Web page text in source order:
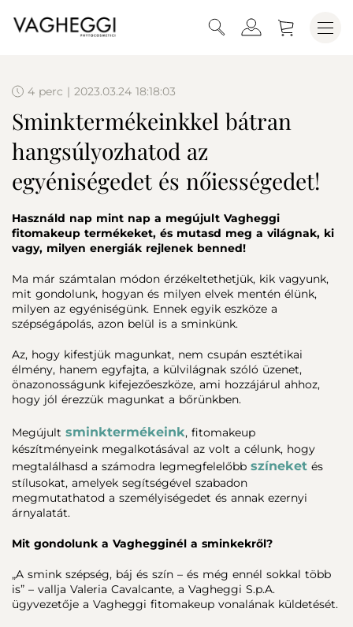
4 perc | 2023.03.24 18:18:03
Sminktermékeinkkel bátran
hangsúlyozhatod az
egyéniségedet és nőiességedet!
Használd nap mint nap a megújult Vagheggi
fitomakeup termékeket, és mutasd meg a világnak, ki
vagy, milyen energiák rejlenek benned!
Ma már számtalan módon érzékeltethetjük, kik vagyunk,
mit gondolunk, hogyan és milyen elvek mentén élünk,
milyen az egyéniségünk. Ennek egyik eszköze a
szépségápolás, azon belül is a sminkünk.
Az, hogy kifestjük magunkat, nem csupán esztétikai
élmény, hanem egyfajta, a külvilágnak szóló üzenet,
önazonosságunk kifejezőeszköze, ami hozzájárul ahhoz,
hogy jól érezzük magunkat a bőrünkben.
Megújult sminktermékeink, fitomakeup
készítményeink megalkotásával az volt a célunk, hogy
megtalálhasd a számodra legmegfelelőbb színeket és
stílusokat, amelyek segítségével szabadon
megmutathatod a személyiségedet és annak ezernyi
árnyalatát.
Mit gondolunk a Vaghegginél a sminkekről?
„A smink szépség, báj és szín – és még ennél sokkal több
is” – vallja Valeria Cavalcante, a Vagheggi S.p.A.
ügyvezetője a Vagheggi fitomakeup vonalának küldetését.